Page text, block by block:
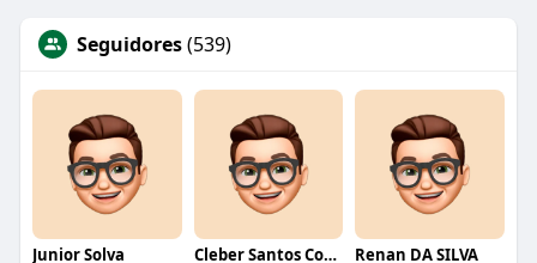
Seguidores(539)
Junior Solva Cleber Santos Costa Renan DA SILVA